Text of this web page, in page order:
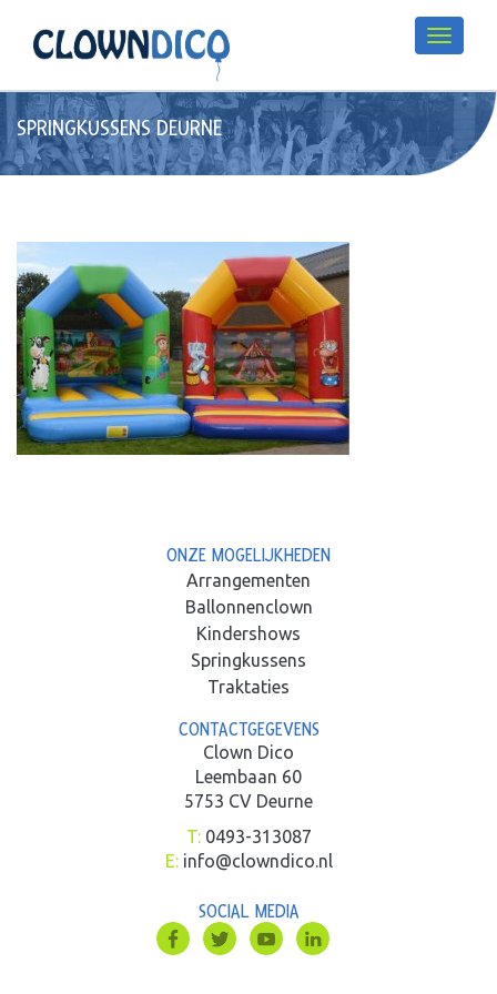
SPRINGKUSSENS DEURNE
ONZE MOGELIJKHEDEN
Arrangementen
Ballonnenclown
Kindershows
Springkussens
Traktaties
CONTACTGEGEVENS
Clown Dico
Leembaan 60
5753 CV Deurne
T:0493-313087
E: info@clowndico.nl
SOCIAL MEDIA